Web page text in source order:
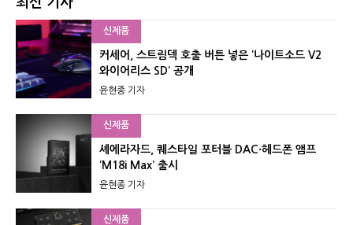
신제품
커세어, 스트림덱 호출 버튼 넣은 ‘나이트소드 V2
와이어리스 SD’ 공개
윤현종 기자
신제품
셰에라자드, 퀘스타일 포터블 DAC·헤드폰 앰프
‘M18i Max’ 출시
윤현종 기자
신제품